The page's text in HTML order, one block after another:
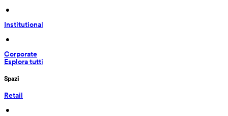
•
Institutional
•
Corporate
Esplora tutti
Spazi
Retail
•